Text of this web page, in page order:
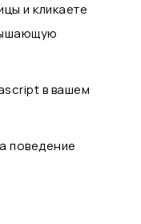
и кликаете
в вашем
поведение